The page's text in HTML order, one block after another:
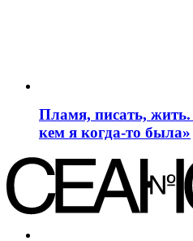
Пламя, писать,
кем я когда-то была»